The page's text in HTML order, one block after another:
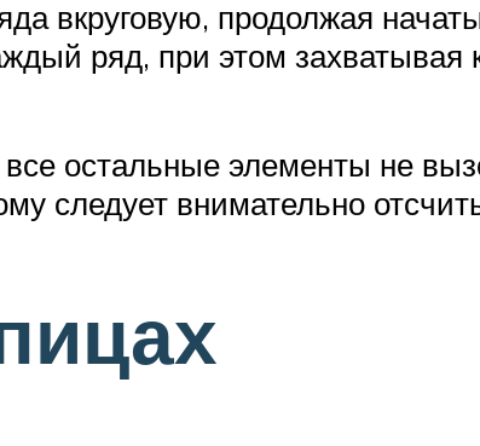
вкруговую, продолжая
ряд, при этом захватывая
остальные элементы не
следует внимательно